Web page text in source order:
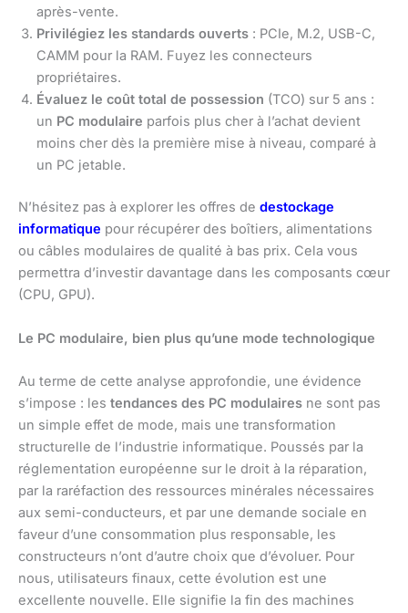
après-vente.
Privilégiez les standards ouverts : PCIe, M.2, USB-C,
CAMM pour la RAM. Fuyez les connecteurs
propriétaires.
Évaluez le coût total de possession (TCO) sur 5 ans :
un PC modulaire parfois plus cher à l’achat devient
moins cher dès la première mise à niveau, comparé à
un PC jetable.
N’hésitez pas à explorer les offres de destockage
informatique pour récupérer des boîtiers, alimentations
ou câbles modulaires de qualité à bas prix. Cela vous
permettra d’investir davantage dans les composants cœur
(CPU, GPU).
Le PC modulaire, bien plus qu’une mode technologique
Au terme de cette analyse approfondie, une évidence
s’impose : les tendances des PC modulaires ne sont pas
un simple effet de mode, mais une transformation
structurelle de l’industrie informatique. Poussés par la
réglementation européenne sur le droit à la réparation,
par la raréfaction des ressources minérales nécessaires
aux semi-conducteurs, et par une demande sociale en
faveur d’une consommation plus responsable, les
constructeurs n’ont d’autre choix que d’évoluer. Pour
nous, utilisateurs finaux, cette évolution est une
excellente nouvelle. Elle signifie la fin des machines